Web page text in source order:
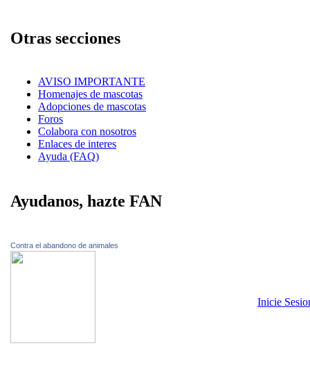
Otras secciones
AVISO IMPORTANTE
Homenajes de mascotas
Adopciones de mascotas
Foros
Colabora con nosotros
Enlaces de interes
Ayuda (FAQ)
Ayudanos, hazte FAN
Contra el abandono de animales
Inicie